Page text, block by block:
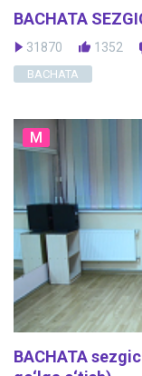
BACHATA
31870 1352
BACHATA
M
BACHATA